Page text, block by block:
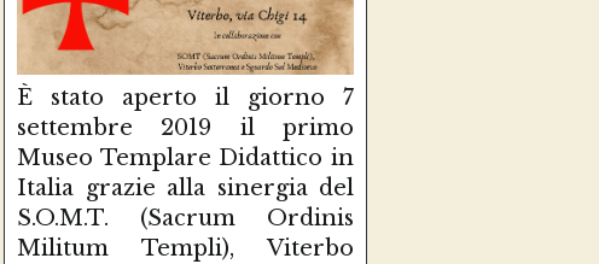
È stato aperto il giorno 7
settembre 2019 il primo
Museo Templare Didattico in
Italia grazie alla sinergia del
S.O.M.T. (Sacrum Ordinis
Militum Templi), Viterbo